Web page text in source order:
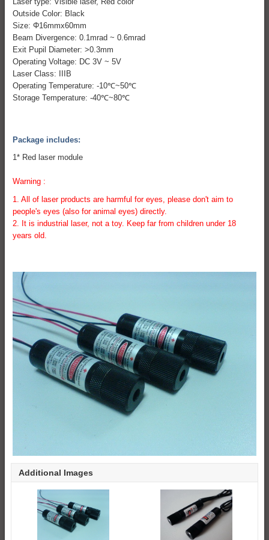
Outside Color: Black
Size: Φ16mmx60mm
Beam Divergence: 0.1mrad ~ 0.6mrad
Exit Pupil Diameter: >0.3mm
Operating Voltage: DC 3V ~ 5V
Laser Class: IIIB
Operating Temperature: -10℃~50℃
Storage Temperature: -40℃~80℃
Package includes:
1* Red laser module
Warning :
1. All of laser products are harmful for eyes, please don't aim to
people's eyes (also for animal eyes) directly.
2. It is industrial laser, not a toy. Keep far from children under 18
years old.
Additional Images